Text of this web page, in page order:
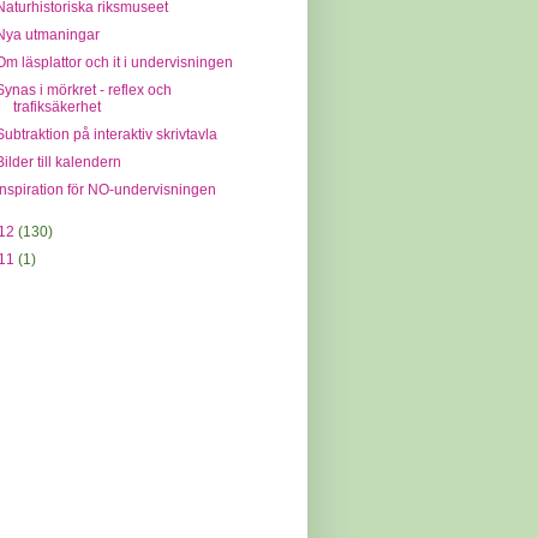
riksmuseet
utmaningar
läsplattor och it i undervisningen
i mörkret - reflex och
trafiksäkerhet
på interaktiv skrivtavla
till kalendern
för NO-undervisningen
(130)
(1)